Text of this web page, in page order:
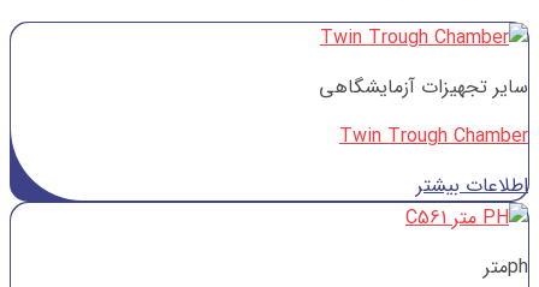
سایر تجهیزات آزمایشگاهی
Twin Trough Chamber
اطلاعات بیشتر
phمتر